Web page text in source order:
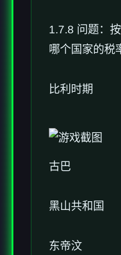
1.7.8 问题：
哪个国家的税
比利时期
古巴
黑山共和国
东帝汶